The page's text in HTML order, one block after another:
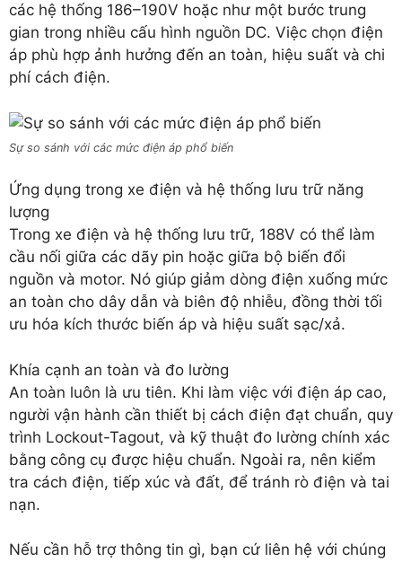
các hệ thống 186–190V hoặc như một bước trung
gian trong nhiều cấu hình nguồn DC. Việc chọn điện
áp phù hợp ảnh hưởng đến an toàn, hiệu suất và chi
phí cách điện.
Sự so sánh với các mức điện áp phổ biến
Ứng dụng trong xe điện và hệ thống lưu trữ năng
lượng
Trong xe điện và hệ thống lưu trữ, 188V có thể làm
cầu nối giữa các dãy pin hoặc giữa bộ biến đổi
nguồn và motor. Nó giúp giảm dòng điện xuống mức
an toàn cho dây dẫn và biên độ nhiễu, đồng thời tối
ưu hóa kích thước biến áp và hiệu suất sạc/xả.
Khía cạnh an toàn và đo lường
An toàn luôn là ưu tiên. Khi làm việc với điện áp cao,
người vận hành cần thiết bị cách điện đạt chuẩn, quy
trình Lockout-Tagout, và kỹ thuật đo lường chính xác
bằng công cụ được hiệu chuẩn. Ngoài ra, nên kiểm
tra cách điện, tiếp xúc và đất, để tránh rò điện và tai
nạn.
Nếu cần hỗ trợ thông tin gì, bạn cứ liên hệ với chúng